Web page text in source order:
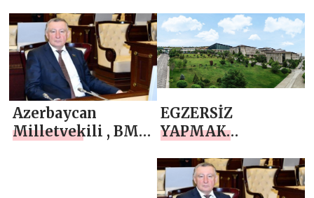
hak eder”
Aralık’ta
kurtarıldı , Dağlık
Karabağ Zaferimiz
kutlu olsun ”
Azerbaycan
Milletvekili , BM
EGZERSİZ
YAPMAK
SİSTEMİNİ
GÜÇLENDİRİR